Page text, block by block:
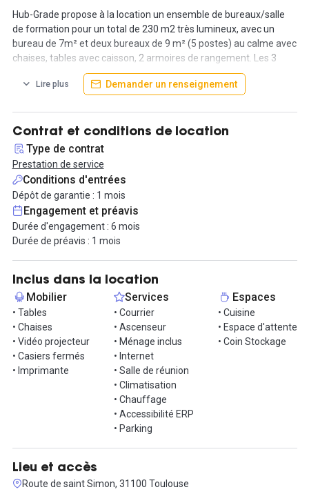
Hub-Grade propose à la location un ensemble de bureaux/salle
de formation pour un total de 230 m2 très lumineux, avec un
bureau de 7m² et deux bureaux de 9 m² (5 postes) au calme avec
chaises, tables avec caisson, 2 armoires de rangement. Les 3
salles de formation font respectivement 22, 48 et 70 m2.
l'imprimante professionnelle, l'électricité, le chauffage et la
climatisation, les charges de copropriété et le ménage.
Également présente sur le plateau, une salle de collation avec
frigo, four, micro-ondes, assiettes et couverts. Une salle d’attente
est à l’accueil avec fauteuils et canapé. Vue sur les Pyrénées -
5ième étage avec ascenseur.
Possibilité d’autres agencements selon vos besoins.
L’immeuble est situé à proximité de la rocade sortie Cépière avec
des places de parking à proximité ; 2 lignes de bus ainsi qu’1
station Vélo Toulouse. Les stations métro à proximité sont Mirail-
Université ou Arènes.
Location vide également possible.
Contactez-nous pour plus d'information.
Lire plus Demander un renseignement
Contrat et conditions de location
Type de contrat
Prestation de service
Conditions d'entrées
Dépôt de garantie : 1 mois
Engagement et préavis
Durée d'engagement : 6 mois
Durée de préavis : 1 mois
Inclus dans la location
Mobilier
• Tables
• Chaises
• Vidéo projecteur
• Casiers fermés
• Imprimante
Services
• Courrier
• Ascenseur
• Ménage inclus
• Internet
• Salle de réunion
• Climatisation
• Chauffage
• Accessibilité ERP
• Parking
Espaces
• Cuisine
• Espace d'attente
• Coin Stockage
Lieu et accès
Route de saint Simon, 31100 Toulouse